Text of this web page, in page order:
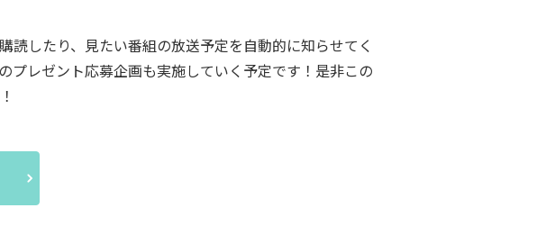
したり、見たい番組の放送予定を自動的に知らせてく
プレゼント応募企画も実施していく予定です！是非この